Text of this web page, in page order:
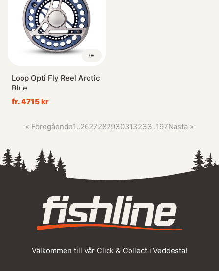
Loop Opti Fly Reel Arctic
Blue
fr. 4715 kr
« Föregående1..2627282930313233..197Nästa »
Välkommen till vår Click & Collect i Veddesta!